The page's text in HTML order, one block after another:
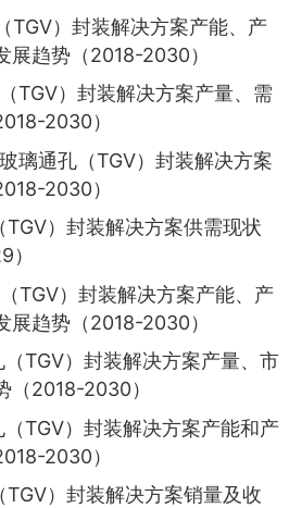
TGV）封装解决方案产能、产
展趋势（2018-2030）
TGV）封装解决方案产量、需
2030）
璃通孔（TGV）封装解决方案
2030）
）封装解决方案供需现状
TGV）封装解决方案产能、产
展趋势（2018-2030）
TGV）封装解决方案产量、市
（2018-2030）
TGV）封装解决方案产能和产
2030）
）封装解决方案销量及收